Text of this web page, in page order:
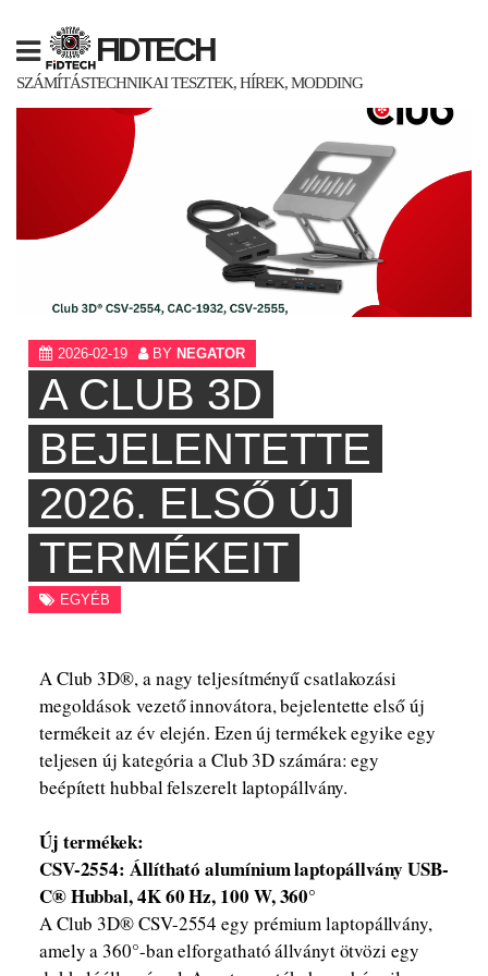
content
FIDTECH
SZÁMÍTÁSTECHNIKAI TESZTEK, HÍREK, MODDING
2026-02-19 BY NEGATOR
A CLUB 3D
BEJELENTETTE
2026. ELSŐ ÚJ
TERMÉKEIT
EGYÉB
A Club 3D®, a nagy teljesítményű csatlakozási
megoldások vezető innovátora, bejelentette első új
termékeit az év elején. Ezen új termékek egyike egy
teljesen új kategória a Club 3D számára: egy
beépített hubbal felszerelt laptopállvány.
Új termékek:
CSV-2554: Állítható alumínium laptopállvány USB-
C® Hubbal, 4K 60 Hz, 100 W, 360°
A Club 3D® CSV-2554 egy prémium laptopállvány,
amely a 360°-ban elforgatható állványt ötvözi egy